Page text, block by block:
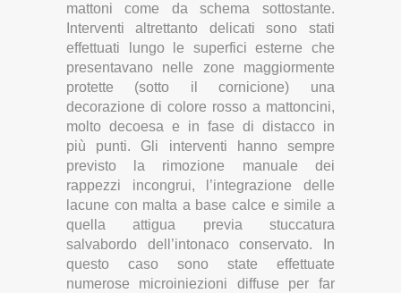
mattoni come da schema sottostante.
Interventi altrettanto delicati sono stati
effettuati lungo le superfici esterne che
presentavano nelle zone maggiormente
protette (sotto il cornicione) una
decorazione di colore rosso a mattoncini,
molto decoesa e in fase di distacco in
più punti. Gli interventi hanno sempre
previsto la rimozione manuale dei
rappezzi incongrui, l’integrazione delle
lacune con malta a base calce e simile a
quella attigua previa stuccatura
salvabordo dell’intonaco conservato. In
questo caso sono state effettuate
numerose microiniezioni diffuse per far